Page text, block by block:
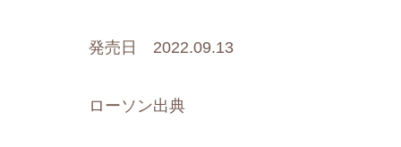
発売日 2022.09.13
ローソン出典